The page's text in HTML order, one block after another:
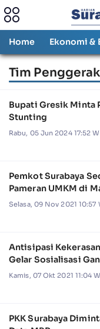
Home Ekonomi &
Tim
Bupati Gresik Minta
Stunting
Rabu, 05 Jun 2024 17:52
Pemkot Surabaya
Pameran UMKM di
Selasa, 09 Nov 2021 10:57
Antisipasi
Gelar Sosialisasi
Kamis, 07 Okt 2021 11:04
PKK Surabaya